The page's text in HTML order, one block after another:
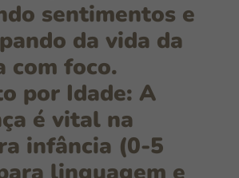
sentimentos e
da vida da
com foco.
por Idade: A
é vital na
infância (0-5